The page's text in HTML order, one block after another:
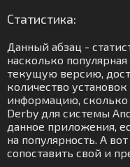
Статистика:
Данный абзац -
насколько
текущую версию,
количество
информацию, сколько
Derby для системы
данное приложения,
на популярность. А
сопоставить свой и